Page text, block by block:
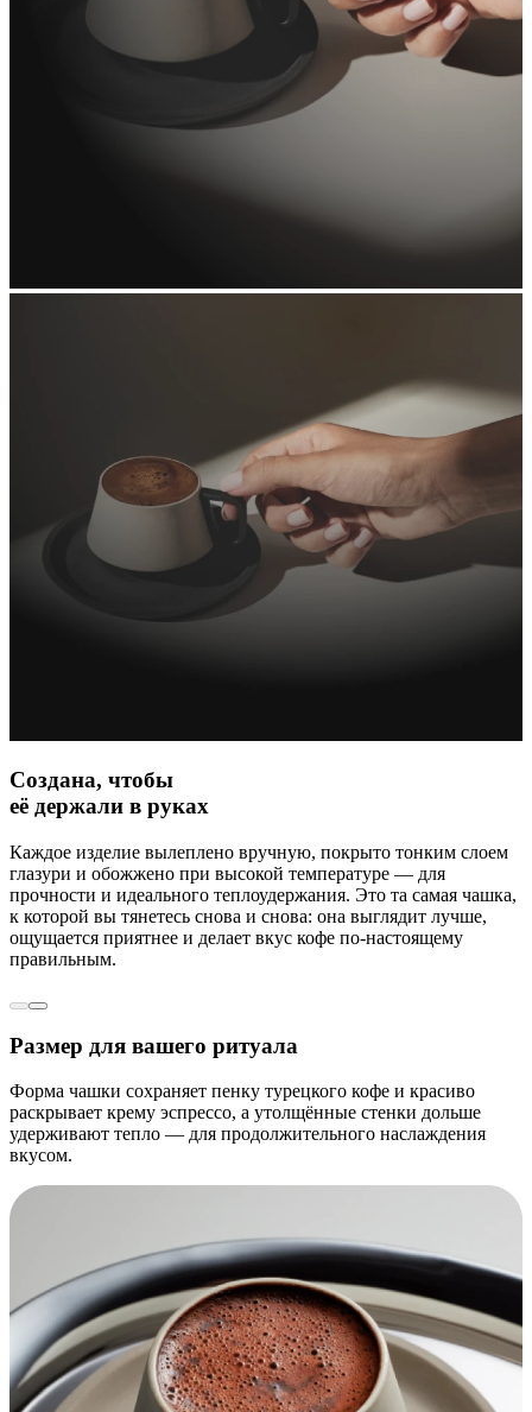
Создана, чтобы
её держали в руках
Каждое изделие вылеплено вручную, покрыто тонким слоем
глазури и обожжено при высокой температуре — для
прочности и идеального теплоудержания. Это та самая чашка,
к которой вы тянетесь снова и снова: она выглядит лучше,
ощущается приятнее и делает вкус кофе по-настоящему
правильным.
Размер для вашего ритуала
Форма чашки сохраняет пенку турецкого кофе и красиво
раскрывает крему эспрессо, а утолщённые стенки дольше
удерживают тепло — для продолжительного наслаждения
вкусом.